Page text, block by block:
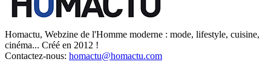
Homactu, Webzine de l'Homme moderne : mode, lifestyle, cuisine,
cinéma... Créé en 2012 !
Contactez-nous: homactu@homactu.com